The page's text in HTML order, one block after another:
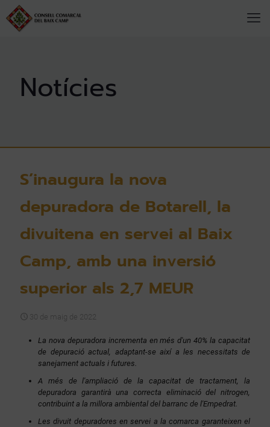
S’inaugura la nova
depuradora de Botarell, la
divuitena en servei al Baix
Camp, amb una inversió
superior als 2,7 MEUR
30 de maig de 2022
La nova depuradora incrementa en més d'un 40% la capacitat
de depuració actual, adaptant-se així a les necessitats de
sanejament actuals i futures.
A més de l'ampliació de la capacitat de tractament, la
depuradora garantirà una correcta eliminació del nitrogen,
contribuint a la millora ambiental del barranc de l'Empedrat.
Les divuit depuradores en servei a la comarca garanteixen el